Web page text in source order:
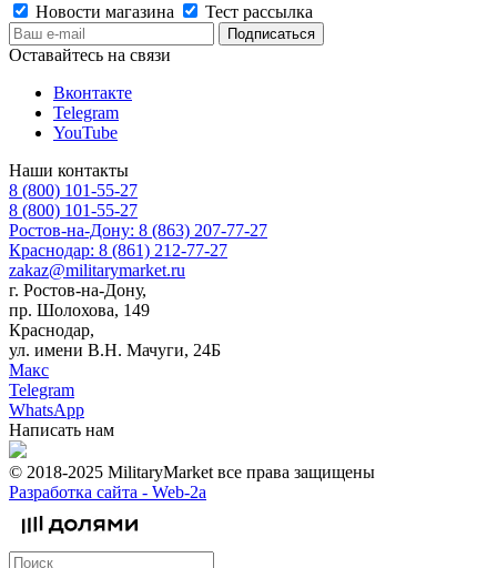
Новости магазина
Тест рассылка
Оставайтесь на связи
Вконтакте
Telegram
YouTube
Наши контакты
8 (800) 101-55-27
8 (800) 101-55-27
Ростов-на-Дону: 8 (863) 207-77-27
Краснодар: 8 (861) 212-77-27
zakaz@militarymarket.ru
г. Ростов-на-Дону,
пр. Шолохова, 149
Краснодар,
ул. имени В.Н. Мачуги, 24Б
Макс
Telegram
WhatsApp
Написать нам
© 2018-2025 MilitaryMarket все права защищены
Разработка сайта - Web-2a